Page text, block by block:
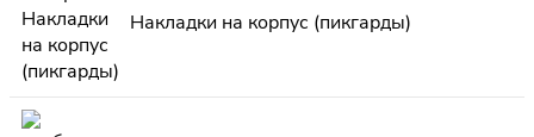
Накладки на корпус (пикгарды)